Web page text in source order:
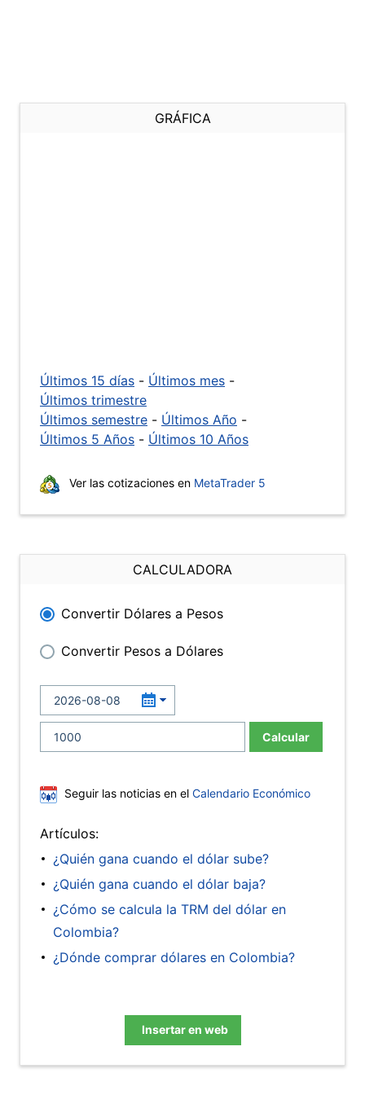
GRÁFICA
Últimos 15 días - Últimos mes -
Últimos trimestre
Últimos semestre - Últimos Año -
Últimos 5 Años - Últimos 10 Años
Ver las cotizaciones en MetaTrader 5
CALCULADORA
Convertir Dólares a Pesos
Convertir Pesos a Dólares
Calcular
Seguir las noticias en el Calendario Económico
Artículos:
¿Quién gana cuando el dólar sube?
¿Quién gana cuando el dólar baja?
¿Cómo se calcula la TRM del dólar en
Colombia?
¿Dónde comprar dólares en Colombia?
Insertar en web